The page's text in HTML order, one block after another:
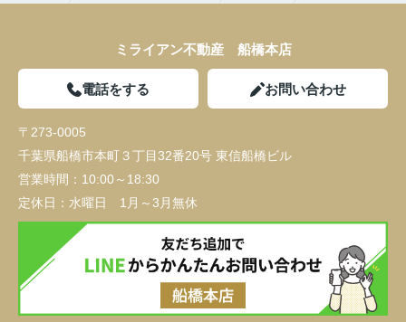
ミライアン不動産 船橋本店
電話をする お問い合わせ
〒273-0005
千葉県船橋市本町３丁目32番20号 東信船橋ビル
営業時間： 10:00～18:30
定休日： 水曜日 1月～3月無休